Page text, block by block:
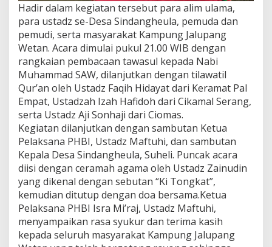
Hadir dalam kegiatan tersebut para alim ulama,
para ustadz se-Desa Sindangheula, pemuda dan
pemudi, serta masyarakat Kampung Jalupang
Wetan. Acara dimulai pukul 21.00 WIB dengan
rangkaian pembacaan tawasul kepada Nabi
Muhammad SAW, dilanjutkan dengan tilawatil
Qur’an oleh Ustadz Faqih Hidayat dari Keramat Pal
Empat, Ustadzah Izah Hafidoh dari Cikamal Serang,
serta Ustadz Aji Sonhaji dari Ciomas.
Kegiatan dilanjutkan dengan sambutan Ketua
Pelaksana PHBI, Ustadz Maftuhi, dan sambutan
Kepala Desa Sindangheula, Suheli. Puncak acara
diisi dengan ceramah agama oleh Ustadz Zainudin
yang dikenal dengan sebutan “Ki Tongkat”,
kemudian ditutup dengan doa bersama.Ketua
Pelaksana PHBI Isra Mi’raj, Ustadz Maftuhi,
menyampaikan rasa syukur dan terima kasih
kepada seluruh masyarakat Kampung Jalupang